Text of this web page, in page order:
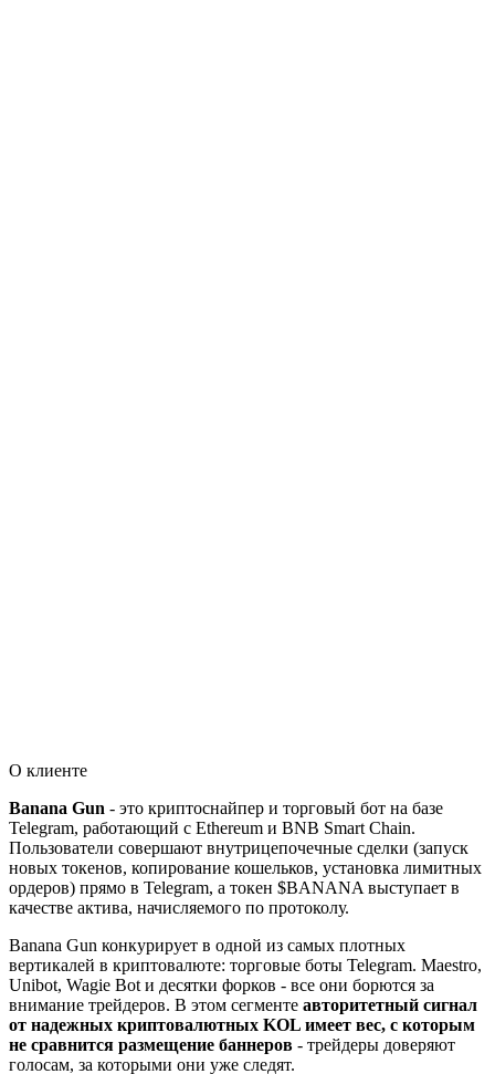
О клиенте
Banana Gun - это криптоснайпер и торговый бот на базе
Telegram, работающий с Ethereum и BNB Smart Chain.
Пользователи совершают внутрицепочечные сделки (запуск
новых токенов, копирование кошельков, установка лимитных
ордеров) прямо в Telegram, а токен $BANANA выступает в
качестве актива, начисляемого по протоколу.
Banana Gun конкурирует в одной из самых плотных
вертикалей в криптовалюте: торговые боты Telegram. Maestro,
Unibot, Wagie Bot и десятки форков - все они борются за
внимание трейдеров. В этом сегменте авторитетный сигнал
от надежных криптовалютных KOL имеет вес, с которым
не сравнится размещение баннеров - трейдеры доверяют
голосам, за которыми они уже следят.